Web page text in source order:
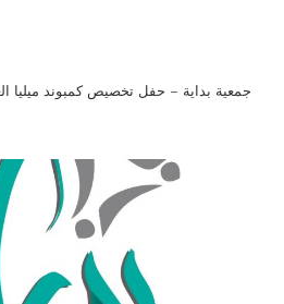
جمعية بداية – حفل تخصيص كمبوند ميليا